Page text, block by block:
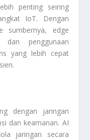
penting seiring
IoT. Dengan
sumbernya, edge
dan penggunaan
yang lebih cepat
dengan jaringan
dan keamanan. AI
jaringan secara